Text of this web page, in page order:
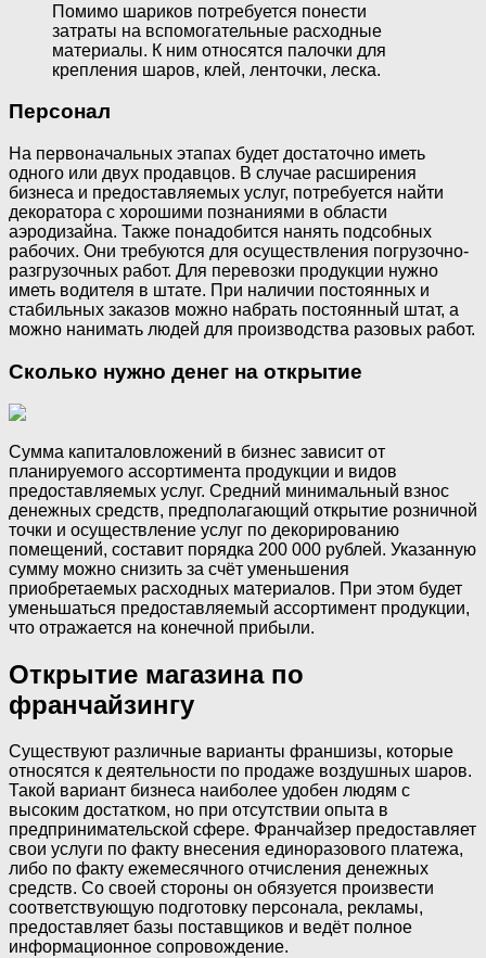
Помимо шариков потребуется понести
затраты на вспомогательные расходные
материалы. К ним относятся палочки для
крепления шаров, клей, ленточки, леска.
Персонал
На первоначальных этапах будет достаточно иметь
одного или двух продавцов. В случае расширения
бизнеса и предоставляемых услуг, потребуется найти
декоратора с хорошими познаниями в области
аэродизайна. Также понадобится нанять подсобных
рабочих. Они требуются для осуществления погрузочно-
разгрузочных работ. Для перевозки продукции нужно
иметь водителя в штате. При наличии постоянных и
стабильных заказов можно набрать постоянный штат, а
можно нанимать людей для производства разовых работ.
Сколько нужно денег на открытие
Сумма капиталовложений в бизнес зависит от
планируемого ассортимента продукции и видов
предоставляемых услуг. Средний минимальный взнос
денежных средств, предполагающий открытие розничной
точки и осуществление услуг по декорированию
помещений, составит порядка 200 000 рублей. Указанную
сумму можно снизить за счёт уменьшения
приобретаемых расходных материалов. При этом будет
уменьшаться предоставляемый ассортимент продукции,
что отражается на конечной прибыли.
Открытие магазина по
франчайзингу
Существуют различные варианты франшизы, которые
относятся к деятельности по продаже воздушных шаров.
Такой вариант бизнеса наиболее удобен людям с
высоким достатком, но при отсутствии опыта в
предпринимательской сфере. Франчайзер предоставляет
свои услуги по факту внесения единоразового платежа,
либо по факту ежемесячного отчисления денежных
средств. Со своей стороны он обязуется произвести
соответствующую подготовку персонала, рекламы,
предоставляет базы поставщиков и ведёт полное
информационное сопровождение.